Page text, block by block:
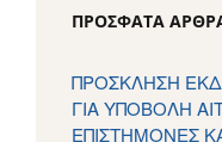
ΠΡΌΣΦΑΤΑ
ΠΡΟΣΚΛΗΣΗ
ΓΙΑ ΥΠΟΒΟΛΗ
ΕΠΙΣΤΗΜΟΝΕΣ